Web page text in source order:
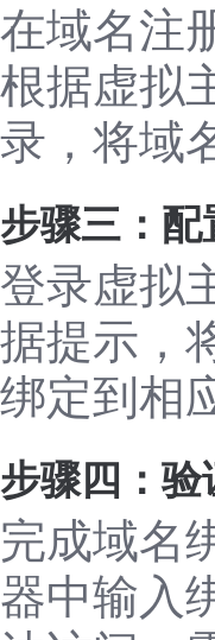
在域名注
根据虚拟
录，将域
步骤三：
登录虚拟
据提示，
绑定到相
步骤四：
完成域名
器中输入